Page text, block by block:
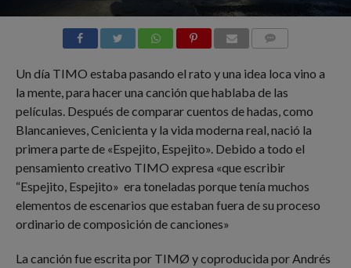
Un día TIMO estaba pasando el rato y una idea loca vino a
la mente, para hacer una canción que hablaba de las
películas. Después de comparar cuentos de hadas, como
Blancanieves, Cenicienta y la vida moderna real, nació la
primera parte de «Espejito, Espejito». Debido a todo el
pensamiento creativo TIMO expresa «que escribir
“Espejito, Espejito» era toneladas porque tenía muchos
elementos de escenarios que estaban fuera de su proceso
ordinario de composición de canciones»
La canción fue escrita por TIMØ y coproducida por Andrés